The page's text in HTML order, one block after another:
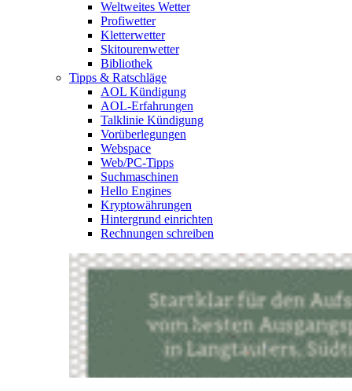
Weltweites Wetter
Profiwetter
Kletterwetter
Skitourenwetter
Bibliothek
Tipps & Ratschläge
AOL Kündigung
AOL-Erfahrungen
Talklinie Kündigung
Vorüberlegungen
Webspace
Web/PC-Tipps
Suchmaschinen
Hello Engines
Kryptowährungen
Hintergrund einrichten
Rechnungen schreiben